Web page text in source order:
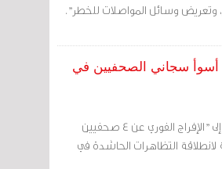
وتعريض وسائل المواصلات للخطر".
أسوأ سجاني الصحفيين في
مرآة البحرين (خاص): دعت لجنة حماية الصحفيين الأمريكية إلى "الإفراج الفوري عن 4 صحفيين
لانطلاقة التظاهرات الحاشدة في